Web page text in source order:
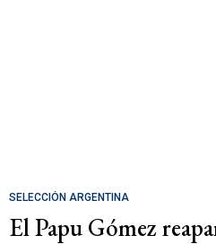
SELECCIÓN ARGENTINA
El Papu Gómez